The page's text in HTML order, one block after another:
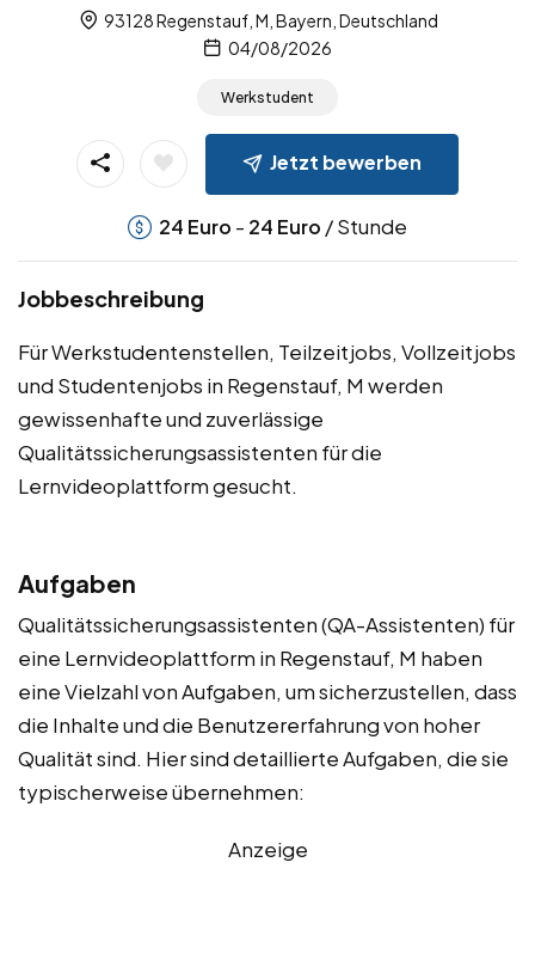
93128 Regenstauf, M, Bayern, Deutschland
04/08/2026
Werkstudent
Jetzt bewerben
24 Euro - 24 Euro / Stunde
Jobbeschreibung
Für Werkstudentenstellen, Teilzeitjobs, Vollzeitjobs
und Studentenjobs in Regenstauf, M werden
gewissenhafte und zuverlässige
Qualitätssicherungsassistenten für die
Lernvideoplattform gesucht.
Aufgaben
Qualitätssicherungsassistenten (QA-Assistenten) für
eine Lernvideoplattform in Regenstauf, M haben
eine Vielzahl von Aufgaben, um sicherzustellen, dass
die Inhalte und die Benutzererfahrung von hoher
Qualität sind. Hier sind detaillierte Aufgaben, die sie
typischerweise übernehmen:
Anzeige